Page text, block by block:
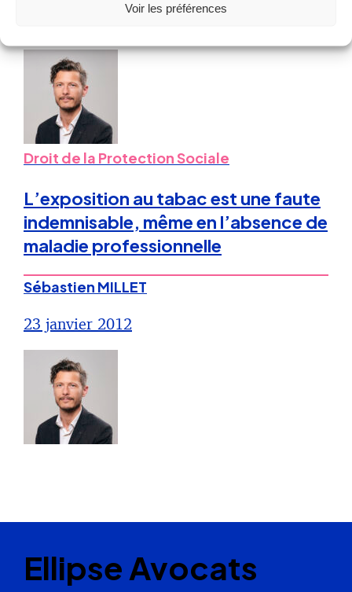
Voir les préférences
Droit de la Protection Sociale
L’exposition au tabac est une faute
indemnisable, même en l’absence de
maladie professionnelle
Sébastien MILLET
23 janvier 2012
Ellipse Avocats